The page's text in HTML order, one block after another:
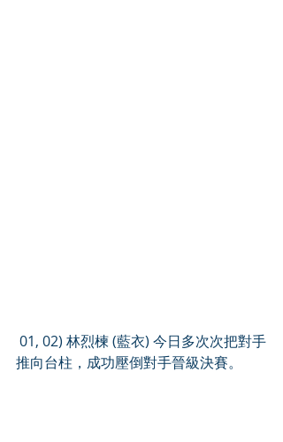
推向台柱，成功壓倒對手晉級決賽。